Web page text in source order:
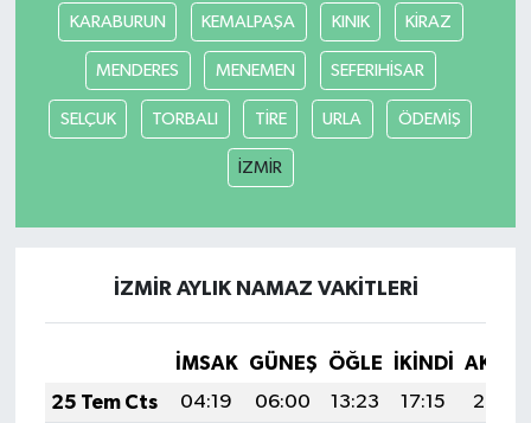
KARABURUN KEMALPAŞA KINIK KİRAZ
MENDERES MENEMEN SEFERIHİSAR
SELÇUK TORBALI TİRE URLA ÖDEMİŞ
İZMİR
İZMİR AYLIK NAMAZ VAKITLERI
İMSAK GÜNEŞ ÖĞLE İKINDI
25 Tem Cts
04:19 06:00 13:23 17:15
20:36